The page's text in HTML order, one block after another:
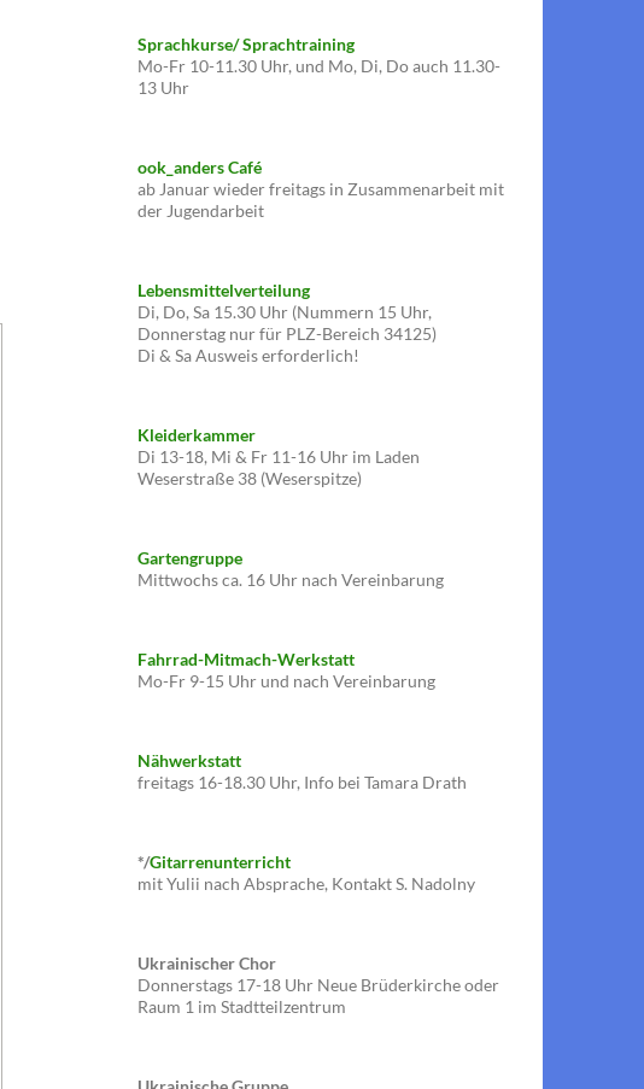
Sprachkurse/ Sprachtraining
Mo-Fr 10-11.30 Uhr, und Mo, Di, Do auch 11.30-
13 Uhr
ook_anders Café
ab Januar wieder freitags in Zusammenarbeit mit
der Jugendarbeit
Lebensmittelverteilung
Di, Do, Sa 15.30 Uhr (Nummern 15 Uhr,
Donnerstag nur für PLZ-Bereich 34125)
Di & Sa Ausweis erforderlich!
Kleiderkammer
Di 13-18, Mi & Fr 11-16 Uhr im Laden
Weserstraße 38 (Weserspitze)
Gartengruppe
Mittwochs ca. 16 Uhr nach Vereinbarung
Fahrrad-Mitmach-Werkstatt
Mo-Fr 9-15 Uhr und nach Vereinbarung
Nähwerkstatt
freitags 16-18.30 Uhr, Info bei Tamara Drath
*/Gitarrenunterricht
mit Yulii nach Absprache, Kontakt S. Nadolny
Ukrainischer Chor
Donnerstags 17-18 Uhr Neue Brüderkirche oder
Raum 1 im Stadtteilzentrum